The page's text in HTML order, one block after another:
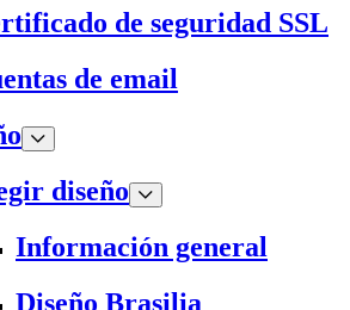
de seguridad SSL
de email
diseño
Información general
Diseño Brasilia